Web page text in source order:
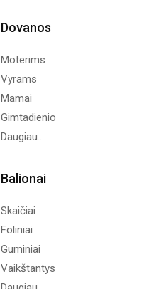
Dovanos
Moterims
Vyrams
Mamai
Gimtadienio
Daugiau...
Balionai
Skaičiai
Foliniai
Guminiai
Vaikštantys